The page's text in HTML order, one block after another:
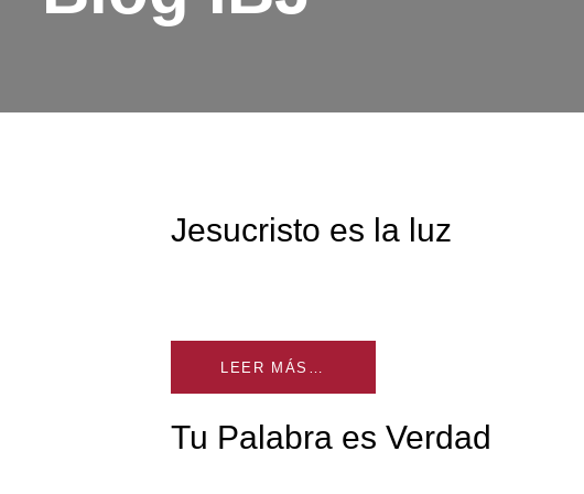
Jesucristo es la luz
LEER MÁS…
Tu Palabra es Verdad